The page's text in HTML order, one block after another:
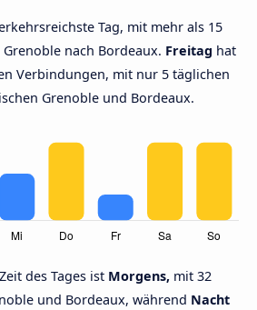
Tag, mit mehr als 15
nach Bordeaux. Freitag hat
Verbindungen, mit nur 5 täglichen
Grenoble und Bordeaux.
des Tages ist Morgens, mit 32
und Bordeaux, während Nacht